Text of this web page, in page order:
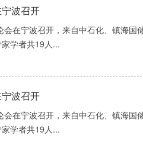
波召开
在宁波召开，来自中石化、镇海国
学者共19人...
波召开
在宁波召开，来自中石化、镇海国
学者共19人...